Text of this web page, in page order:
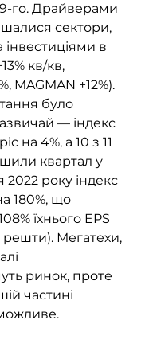
го. Драйверами
сектори,
інвестиціями в
кв/кв,
MAGMAN +12%).
було
— індекс
на 4%, а 10 з 11
квартал у
2022 року індекс
180%, що
їхнього EPS
решти). Мегатехи,
ринок, проте
частині